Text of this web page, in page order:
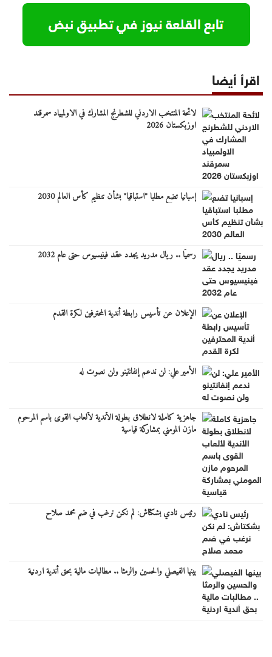
اقرأ أيضا
لائحة المنتخب الاردني للشطرنج المشارك في الاولمبياد سمرقند
اوزبكستان 2026
إسبانيا تضع مطلبا "استباقيا" بشأن تنظيم كأس العالم 2030
رسميًا .. ريال مدريد يجدد عقد فينيسيوس حتى عام 2032
الإعلان عن تأسيس رابطة أندية المحترفين لكرة القدم
الأمير علي: لن ندعم إنفانتينو ولن نصوت له
جاهزية كاملة لانطلاق بطولة الأندية لألعاب القوى باسم المرحوم
مازن المومني بمشاركة قياسية
رئيس نادي بشكتاش: لم نكن نرغب في ضم محمد صلاح
بينها الفيصلي والحسين والرمثا .. مطالبات مالية بحق أندية اردنية